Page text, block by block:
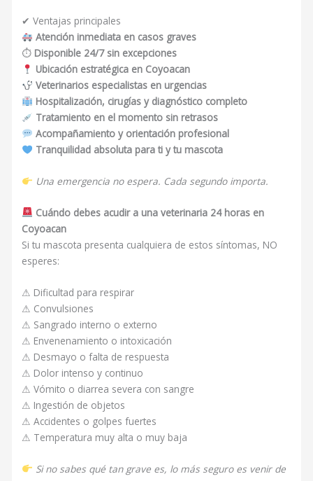
✔ Ventajas principales
Atención inmediata en casos graves
⏱ Disponible 24/7 sin excepciones
Ubicación estratégica en Coyoacan
Veterinarios especialistas en urgencias
Hospitalización, cirugías y diagnóstico completo
Tratamiento en el momento sin retrasos
Acompañamiento y orientación profesional
Tranquilidad absoluta para ti y tu mascota
Una emergencia no espera. Cada segundo importa.
Cuándo debes acudir a una veterinaria 24 horas en
Coyoacan
Si tu mascota presenta cualquiera de estos síntomas, NO
esperes:
⚠ Dificultad para respirar
⚠ Convulsiones
⚠ Sangrado interno o externo
⚠ Envenenamiento o intoxicación
⚠ Desmayo o falta de respuesta
⚠ Dolor intenso y continuo
⚠ Vómito o diarrea severa con sangre
⚠ Ingestión de objetos
⚠ Accidentes o golpes fuertes
⚠ Temperatura muy alta o muy baja
Si no sabes qué tan grave es, lo más seguro es venir de